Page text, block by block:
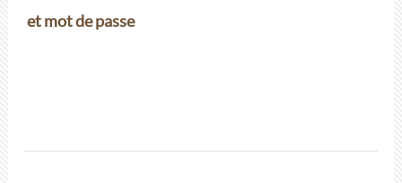
et mot de passe